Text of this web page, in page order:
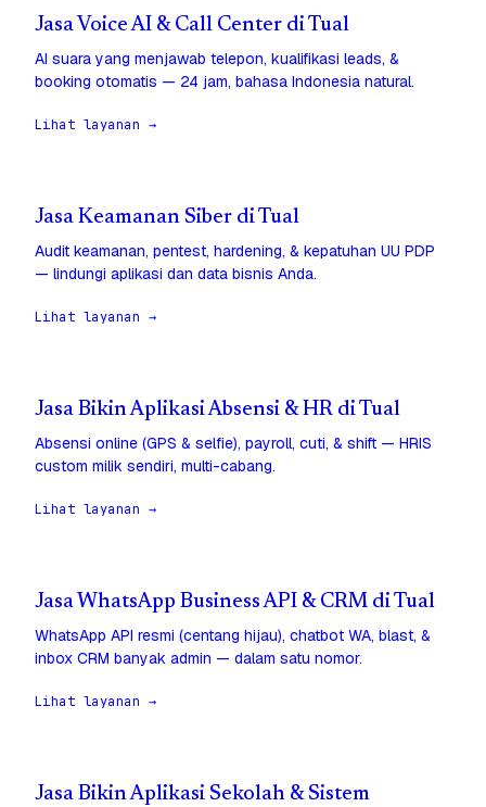
Jasa Voice AI & Call Center di Tual
AI suara yang menjawab telepon, kualifikasi leads, &
booking otomatis — 24 jam, bahasa Indonesia natural.
Lihat layanan →
Jasa Keamanan Siber di Tual
Audit keamanan, pentest, hardening, & kepatuhan UU PDP
— lindungi aplikasi dan data bisnis Anda.
Lihat layanan →
Jasa Bikin Aplikasi Absensi & HR di Tual
Absensi online (GPS & selfie), payroll, cuti, & shift — HRIS
custom milik sendiri, multi-cabang.
Lihat layanan →
Jasa WhatsApp Business API & CRM di Tual
WhatsApp API resmi (centang hijau), chatbot WA, blast, &
inbox CRM banyak admin — dalam satu nomor.
Lihat layanan →
Jasa Bikin Aplikasi Sekolah & Sistem